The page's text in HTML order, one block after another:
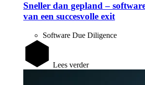
Sneller dan gepland –
van een succesvolle exit
Software Due Diligence
Lees verder